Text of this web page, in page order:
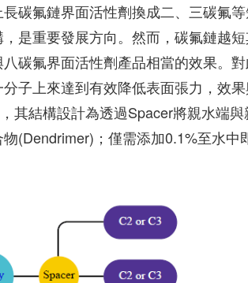
碳氟鏈界面活性劑換成二、三碳氟
是重要發展方向。然而，碳氟鏈越
碳氟界面活性劑產品相當的效果。
子上來達到有效降低表面張力，效
其結構設計為透過Spacer將親水端
(Dendrimer)；僅需添加0.1%至水中